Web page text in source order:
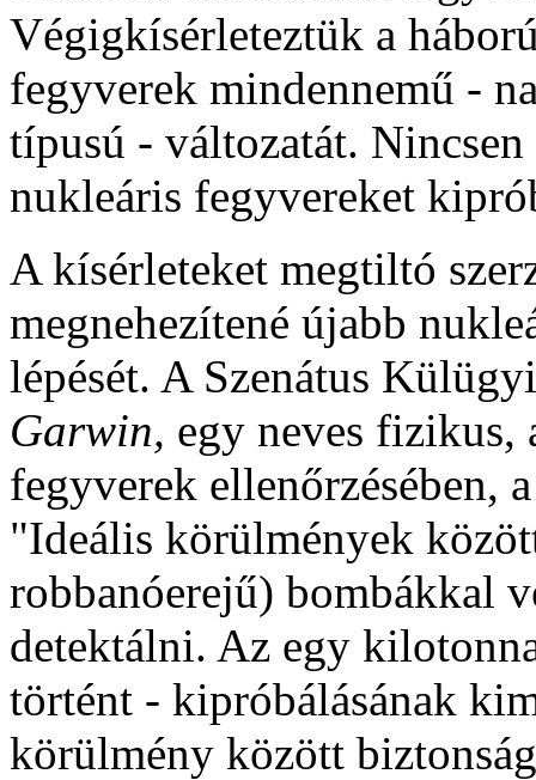
Végigkísérleteztük a
fegyverek mindennemű -
típusú - változatát.
nukleáris fegyvereket
A kísérleteket megtiltó
megnehezítené újabb
lépését. A Szenátus
Garwin, egy neves fizikus,
fegyverek ellenőrzésében,
"Ideális körülmények
robbanóerejű) bombákkal
detektálni. Az egy
történt - kipróbálásának
körülmény között